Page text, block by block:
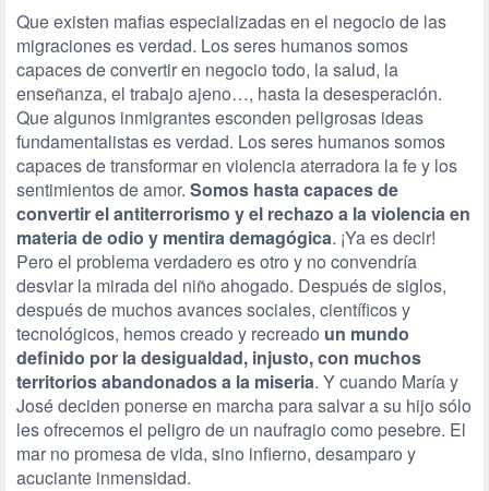
Que existen mafias especializadas en el negocio de las
migraciones es verdad. Los seres humanos somos
capaces de convertir en negocio todo, la salud, la
enseñanza, el trabajo ajeno…, hasta la desesperación.
Que algunos inmigrantes esconden peligrosas ideas
fundamentalistas es verdad. Los seres humanos somos
capaces de transformar en violencia aterradora la fe y los
sentimientos de amor. Somos hasta capaces de
convertir el antiterrorismo y el rechazo a la violencia en
materia de odio y mentira demagógica. ¡Ya es decir!
Pero el problema verdadero es otro y no convendría
desviar la mirada del niño ahogado. Después de siglos,
después de muchos avances sociales, científicos y
tecnológicos, hemos creado y recreado un mundo
definido por la desigualdad, injusto, con muchos
territorios abandonados a la miseria. Y cuando María y
José deciden ponerse en marcha para salvar a su hijo sólo
les ofrecemos el peligro de un naufragio como pesebre. El
mar no promesa de vida, sino infierno, desamparo y
acuciante inmensidad.